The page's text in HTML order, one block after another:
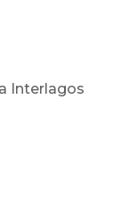
Interlagos